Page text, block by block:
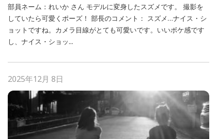
部員ネーム：れいか さん モデルに変身したスズメです。 撮影を
していたら可愛くポーズ！ 部長のコメント： スズメ…ナイス・シ
ョットですね。カメラ目線がとても可愛いです。いいボケ感です
し、ナイス・ショッ...
2025年12月 8日